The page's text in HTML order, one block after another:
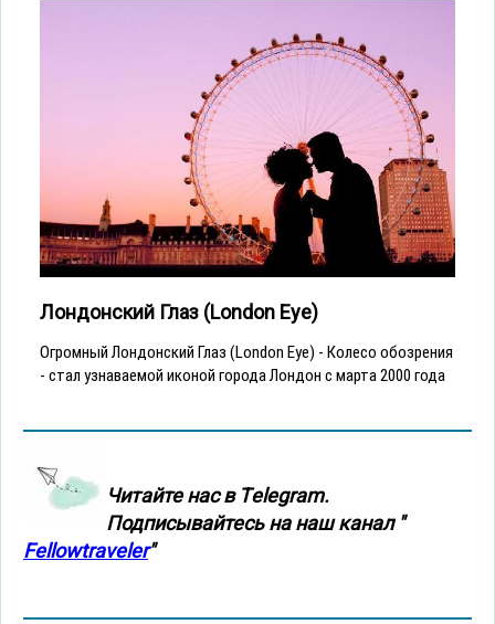
Лондонский Глаз (London Eye)
Огромный Лондонский Глаз (London Eye) - Колесо обозрения
- стал узнаваемой иконой города Лондон с марта 2000 года
Читайте нас в Тelegram.
Подписывайтесь на наш канал "
Fellowtraveler"